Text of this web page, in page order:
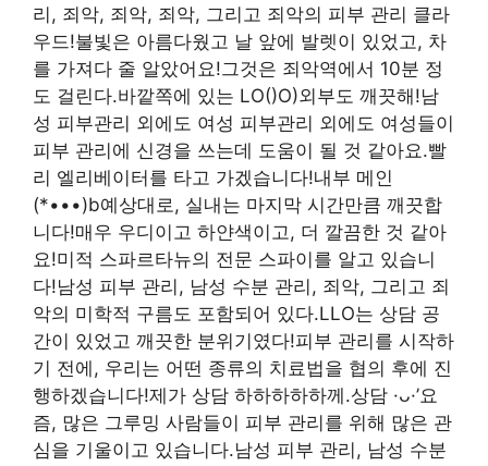
리, 죄악, 죄악, 죄악, 그리고 죄악의 피부 관리 클라
우드!불빛은 아름다웠고 날 앞에 발렛이 있었고, 차
를 가져다 줄 알았어요!그것은 죄악역에서 10분 정
도 걸린다.바깥쪽에 있는 LO()O)외부도 깨끗해!남
성 피부관리 외에도 여성 피부관리 외에도 여성들이
피부 관리에 신경을 쓰는데 도움이 될 것 같아요.빨
리 엘리베이터를 타고 가겠습니다!내부 메인
(*•••)b예상대로, 실내는 마지막 시간만큼 깨끗합
니다!매우 우디이고 하얀색이고, 더 깔끔한 것 같아
요!미적 스파르타뉴의 전문 스파이를 알고 있습니
다!남성 피부 관리, 남성 수분 관리, 죄악, 그리고 죄
악의 미학적 구름도 포함되어 있다.LLO는 상담 공
간이 있었고 깨끗한 분위기였다!피부 관리를 시작하
기 전에, 우리는 어떤 종류의 치료법을 협의 후에 진
행하겠습니다!제가 상담 하하하하하께.상담 ·ᴗ·’요
즘, 많은 그루밍 사람들이 피부 관리를 위해 많은 관
심을 기울이고 있습니다.남성 피부 관리, 남성 수분